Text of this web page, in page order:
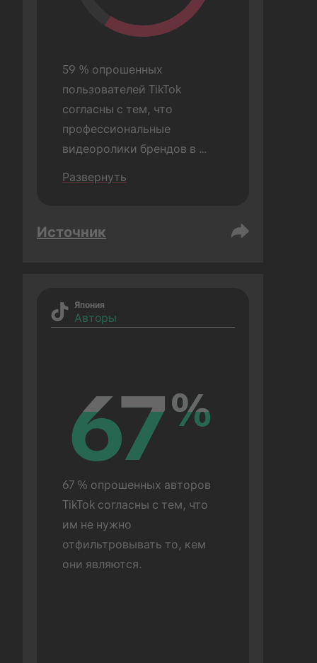
59 % опрошенных
пользователей TikTok
согласны с тем, что
профессиональные
видеоролики брендов в
Развернуть
Источник
Япония
Авторы
67%
67%
67 % опрошенных авторов
TikTok согласны с тем, что
им не нужно
отфильтровывать то, кем
они являются.